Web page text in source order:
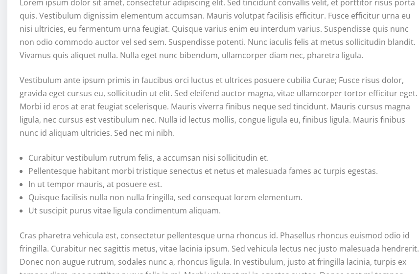
Lorem ipsum dolor sit amet, consectetur adipiscing elit. Sed tincidunt convallis velit, et porttitor risus porta
quis. Vestibulum dignissim elementum accumsan. Mauris volutpat facilisis efficitur. Fusce efficitur urna eu
nisi ultricies, eu fermentum urna feugiat. Quisque varius enim eu interdum varius. Suspendisse quis nunc
non odio commodo auctor vel sed sem. Suspendisse potenti. Nunc iaculis felis at metus sollicitudin blandit.
Vivamus quis aliquet nulla. Nulla eget nunc bibendum, ullamcorper diam nec, pharetra ligula.
Vestibulum ante ipsum primis in faucibus orci luctus et ultrices posuere cubilia Curae; Fusce risus dolor,
gravida eget cursus eu, sollicitudin ut elit. Sed eleifend auctor magna, vitae ullamcorper tortor efficitur eget.
Morbi id eros at erat feugiat scelerisque. Mauris viverra finibus neque sed tincidunt. Mauris cursus magna
ligula, nec cursus est vestibulum nec. Nulla id lectus mollis, congue ligula eu, finibus ligula. Mauris finibus
nunc id aliquam ultricies. Sed nec mi nibh.
Curabitur vestibulum rutrum felis, a accumsan nisi sollicitudin et.
Pellentesque habitant morbi tristique senectus et netus et malesuada fames ac turpis egestas.
In ut tempor mauris, at posuere est.
Quisque facilisis nulla non nulla fringilla, sed consequat lorem elementum.
Ut suscipit purus vitae ligula condimentum aliquam.
Cras pharetra vehicula est, consectetur pellentesque urna rhoncus id. Phasellus rhoncus euismod odio id
fringilla. Curabitur nec sagittis metus, vitae lacinia ipsum. Sed vehicula lectus nec justo malesuada hendrerit.
Donec non augue rutrum, sodales nunc a, rhoncus ligula. In vestibulum, justo at fringilla lacinia, turpis ex